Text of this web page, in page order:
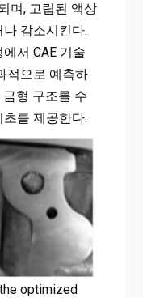
며, 고립된 액상
감소시킨다.
서 CAE 기술
적으로 예측하
형 구조를 수
를 제공한다.
optimized